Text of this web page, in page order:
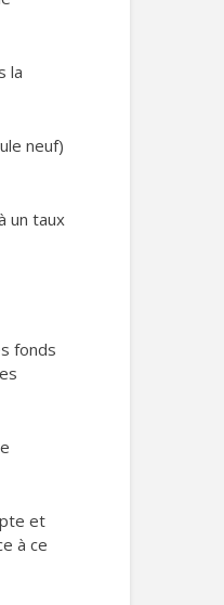
la
neuf)
un taux
fonds
et
à ce